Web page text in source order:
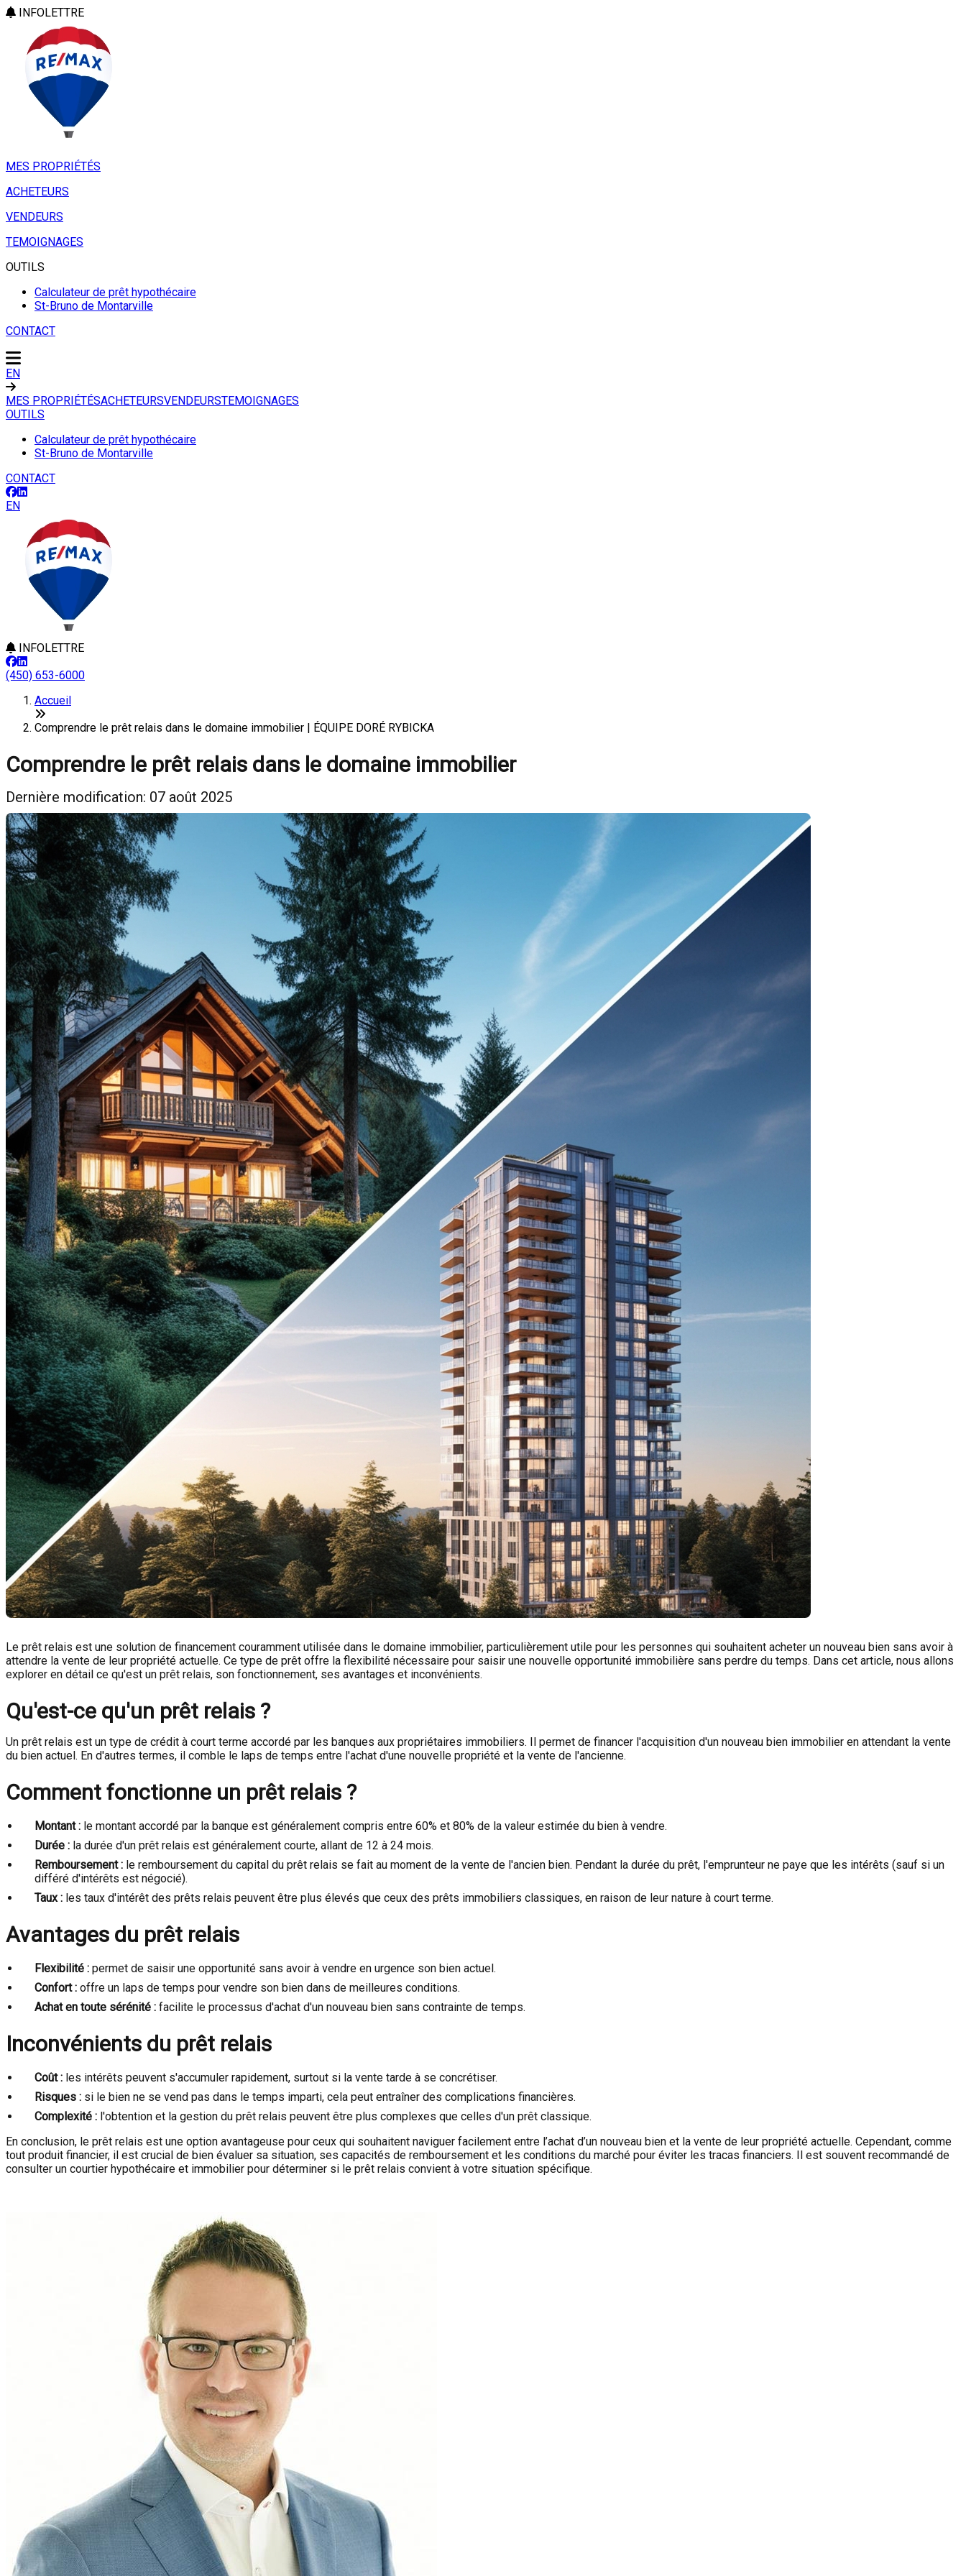
INFOLETTRE
MES PROPRIÉTÉS
ACHETEURS
VENDEURS
TEMOIGNAGES
OUTILS
Calculateur de prêt hypothécaire
St-Bruno de Montarville
CONTACT
EN
MES PROPRIÉTÉSACHETEURSVENDEURSTEMOIGNAGES
OUTILS
Calculateur de prêt hypothécaire
St-Bruno de Montarville
CONTACT
EN
INFOLETTRE
(450) 653-6000
Accueil
Comprendre le prêt relais dans le domaine immobilier | ÉQUIPE DORÉ RYBICKA
Comprendre le prêt relais dans le domaine immobilier
Dernière modification: 07 août 2025
Le prêt relais est une solution de financement couramment utilisée dans le domaine immobilier, particulièrement utile pour les personnes qui souhaitent acheter un nouveau bien sans avoir à
attendre la vente de leur propriété actuelle. Ce type de prêt offre la flexibilité nécessaire pour saisir une nouvelle opportunité immobilière sans perdre du temps. Dans cet article, nous allons
explorer en détail ce qu'est un prêt relais, son fonctionnement, ses avantages et inconvénients.
Qu'est-ce qu'un prêt relais ?
Un prêt relais est un type de crédit à court terme accordé par les banques aux propriétaires immobiliers. Il permet de financer l'acquisition d'un nouveau bien immobilier en attendant la vente
du bien actuel. En d'autres termes, il comble le laps de temps entre l'achat d'une nouvelle propriété et la vente de l'ancienne.
Comment fonctionne un prêt relais ?
Montant : le montant accordé par la banque est généralement compris entre 60% et 80% de la valeur estimée du bien à vendre.
Durée : la durée d'un prêt relais est généralement courte, allant de 12 à 24 mois.
Remboursement : le remboursement du capital du prêt relais se fait au moment de la vente de l'ancien bien. Pendant la durée du prêt, l'emprunteur ne paye que les intérêts (sauf si un
différé d'intérêts est négocié).
Taux : les taux d'intérêt des prêts relais peuvent être plus élevés que ceux des prêts immobiliers classiques, en raison de leur nature à court terme.
Avantages du prêt relais
Flexibilité : permet de saisir une opportunité sans avoir à vendre en urgence son bien actuel.
Confort : offre un laps de temps pour vendre son bien dans de meilleures conditions.
Achat en toute sérénité : facilite le processus d'achat d'un nouveau bien sans contrainte de temps.
Inconvénients du prêt relais
Coût : les intérêts peuvent s'accumuler rapidement, surtout si la vente tarde à se concrétiser.
Risques : si le bien ne se vend pas dans le temps imparti, cela peut entraîner des complications financières.
Complexité : l'obtention et la gestion du prêt relais peuvent être plus complexes que celles d'un prêt classique.
En conclusion, le prêt relais est une option avantageuse pour ceux qui souhaitent naviguer facilement entre l’achat d’un nouveau bien et la vente de leur propriété actuelle. Cependant, comme
tout produit financier, il est crucial de bien évaluer sa situation, ses capacités de remboursement et les conditions du marché pour éviter les tracas financiers. Il est souvent recommandé de
consulter un courtier hypothécaire et immobilier pour déterminer si le prêt relais convient à votre situation spécifique.